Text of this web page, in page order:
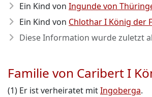
Ein Kind von Ingunde von
Ein Kind von Chlothar I König der
Diese Information wurde zuletzt
Familie von Caribert I
(1) Er ist verheiratet mitIngoberga.